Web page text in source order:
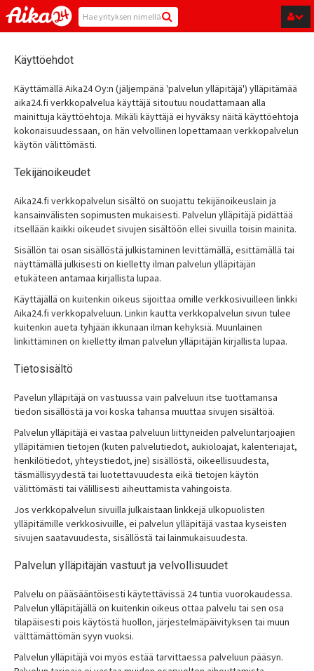
Hyppää pääsisältöön
Käyttöehdot
Käyttämällä Aika24 Oy:n (jäljempänä 'palvelun ylläpitäjä') ylläpitämää
aika24.fi verkkopalvelua käyttäjä sitoutuu noudattamaan alla
mainittuja käyttöehtoja. Mikäli käyttäjä ei hyväksy näitä käyttöehtoja
kokonaisuudessaan, on hän velvollinen lopettamaan verkkopalvelun
käytön välittömästi.
Tekijänoikeudet
Aika24.fi verkkopalvelun sisältö on suojattu tekijänoikeuslain ja
kansainvälisten sopimusten mukaisesti. Palvelun ylläpitäjä pidättää
itsellään kaikki oikeudet sivujen sisältöön ellei sivuilla toisin mainita.
Sisällön tai osan sisällöstä julkistaminen levittämällä, esittämällä tai
näyttämällä julkisesti on kielletty ilman palvelun ylläpitäjän
etukäteen antamaa kirjallista lupaa.
Käyttäjällä on kuitenkin oikeus sijoittaa omille verkkosivuilleen linkki
Aika24.fi verkkopalveluun. Linkin kautta verkkopalvelun sivun tulee
kuitenkin aueta tyhjään ikkunaan ilman kehyksiä. Muunlainen
linkittäminen on kielletty ilman palvelun ylläpitäjän kirjallista lupaa.
Tietosisältö
Pavelun ylläpitäjä on vastuussa vain palveluun itse tuottamansa
tiedon sisällöstä ja voi koska tahansa muuttaa sivujen sisältöä.
Palvelun ylläpitäjä ei vastaa palveluun liittyneiden palveluntarjoajien
ylläpitämien tietojen (kuten palvelutiedot, aukioloajat, kalenteriajat,
henkilötiedot, yhteystiedot, jne) sisällöstä, oikeellisuudesta,
täsmällisyydestä tai luotettavuudesta eikä tietojen käytön
välittömästi tai välillisesti aiheuttamista vahingoista.
Jos verkkopalvelun sivuilla julkaistaan linkkejä ulkopuolisten
ylläpitämille verkkosivuille, ei palvelun ylläpitäjä vastaa kyseisten
sivujen saatavuudesta, sisällöstä tai lainmukaisuudesta.
Palvelun ylläpitäjän vastuut ja velvollisuudet
Palvelu on pääsääntöisesti käytettävissä 24 tuntia vuorokaudessa.
Palvelun ylläpitäjällä on kuitenkin oikeus ottaa palvelu tai sen osa
tilapäisesti pois käytöstä huollon, järjestelmäpäivityksen tai muun
välttämättömän syyn vuoksi.
Palvelun ylläpitäjä voi myös estää tarvittaessa palveluun pääsyn.